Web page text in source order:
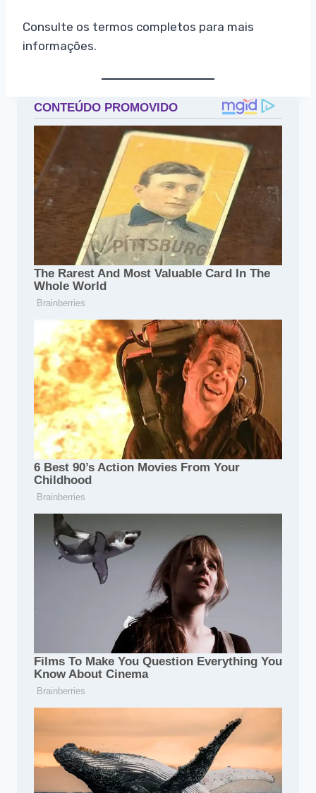
Consulte os termos completos para mais
informações.